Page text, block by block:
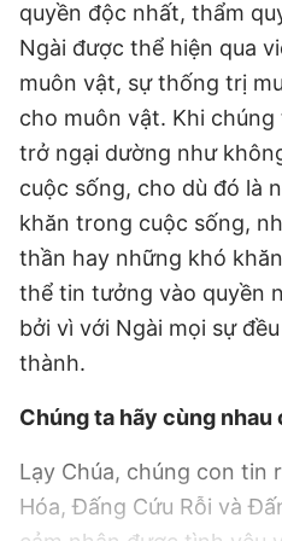
quyền độc nhất, thẩm
Ngài được thể hiện qua
muôn vật, sự thống trị
cho muôn vật. Khi
trở ngại dường như
cuộc sống, cho dù đó là
khăn trong cuộc sống,
thần hay những khó
thể tin tưởng vào quyền
bởi vì với Ngài mọi sự
thành.
Chúng ta hãy cùng nhau
Lạy Chúa, chúng con tin
Hóa, Đấng Cứu Rỗi và